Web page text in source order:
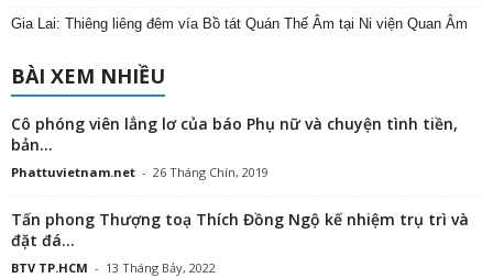
Gia Lai: Thiêng liêng đêm vía Bồ tát Quán Thế Âm tại Ni viện Quan Âm
BÀI XEM NHIỀU
Cô phóng viên lẳng lơ của báo Phụ nữ và chuyện tình tiền,
bản...
Phattuvietnam.net - 26 Tháng Chín, 2019
Tấn phong Thượng toạ Thích Đồng Ngộ kế nhiệm trụ trì và
đặt đá...
BTV TP.HCM - 13 Tháng Bảy, 2022